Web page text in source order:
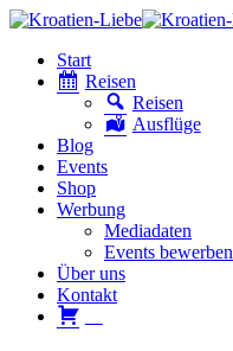
Start
Reisen
Reisen
Ausflüge
Blog
Events
Shop
Werbung
Mediadaten
Events bewerben
Über uns
Kontakt